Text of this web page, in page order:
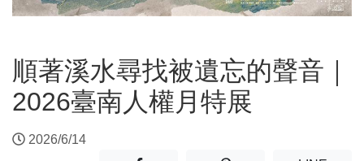
順著溪水尋找被遺忘的聲音｜
2026臺南人權月特展
2026/6/14